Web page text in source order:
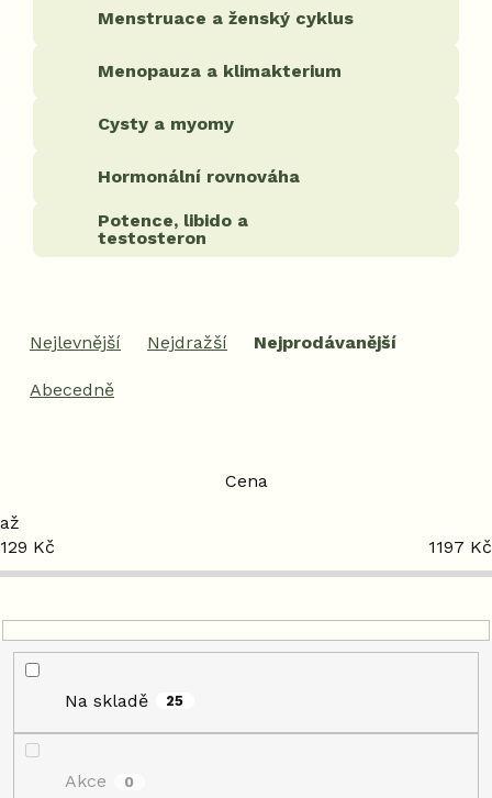
Menstruace a ženský cyklus
Menopauza a klimakterium
Cysty a myomy
Hormonální rovnováha
Potence, libido a
testosteron
d
u
k
ů
Nejlevnější Nejdražší Nejprodávanější
Abecedně
Cena
129 Kč 1197 Kč
Na skladě 25
Akce 0